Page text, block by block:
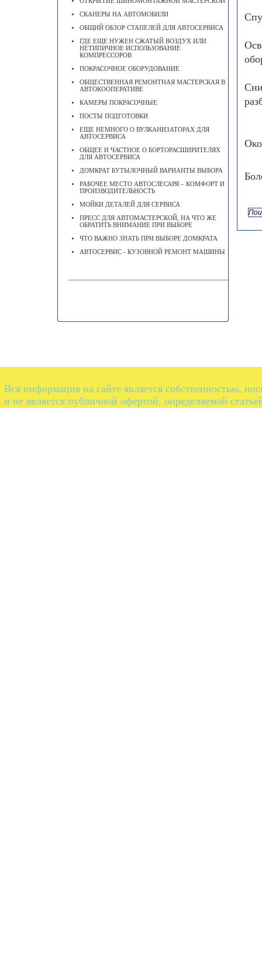
СКАНЕРЫ НА АВТОМОБИЛИ
ОБЩИЙ ОБЗОР СТАПЕЛЕЙ ДЛЯ АВТОСЕРВИСА
ГДЕ ЕЩЕ НУЖЕН СЖАТЫЙ ВОЗДУХ ИЛИ
НЕТИПИЧНОЕ ИСПОЛЬЗОВАНИЕ
КОМПРЕССОРОВ
ПОКРАСОЧНОЕ ОБОРУДОВАНИЕ
ОБЩЕСТВЕННАЯ РЕМОНТНАЯ МАСТЕРСКАЯ В
АВТОКООПЕРАТИВЕ
КАМЕРЫ ПОКРАСОЧНЫЕ
ПОСТЫ ПОДГОТОВКИ
ЕЩЕ НЕМНОГО О ВУЛКАНИЗАТОРАХ ДЛЯ
АВТОСЕРВИСА
ОБЩЕЕ И ЧАСТНОЕ О БОРТОРАСШИРИТЕЛЯХ
ДЛЯ АВТОСЕРВИСА
ДОМКРАТ БУТЫЛОЧНЫЙ ВАРИАНТЫ ВЫБОРА
РАБОЧЕЕ МЕСТО АВТОСЛЕСАРЯ – КОМФОРТ И
ПРОИЗВОДИТЕЛЬНОСТЬ
МОЙКИ ДЕТАЛЕЙ ДЛЯ СЕРВИСА
ПРЕСС ДЛЯ АВТОМАСТЕРСКОЙ, НА ЧТО ЖЕ
ОБРАТИТЬ ВНИМАНИЕ ПРИ ВЫБОРЕ
ЧТО ВАЖНО ЗНАТЬ ПРИ ВЫБОРЕ ДОМКРАТА
АВТОСЕРВИС - КУЗОВНОЙ РЕМОНТ МАШИНЫ
Вся информация на сайте является собственностью,
и не является публичной офертой, определяемой